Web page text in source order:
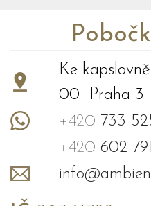
Ke
00 Praha 3
+420 733
+420 602